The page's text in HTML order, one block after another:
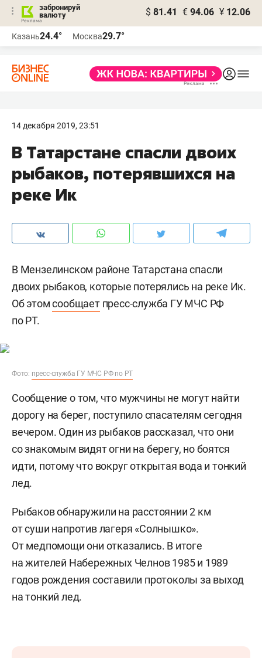
забронируй
валюту
$ 81.41 € 94.06 ¥ 12.06
Казань24.4° Москва29.7°
14 декабря 2019, 23:51
В Татарстане спасли двоих
рыбаков, потерявшихся на
реке Ик
В Мензелинском районе Татарстана спасли
двоих рыбаков, которые потерялись на реке Ик.
Об этомсообщаетпресс-служба ГУ МЧС РФ
по РТ.
Фото: пресс-служба ГУ МЧС РФ по РТ
Сообщение о том, что мужчины не могут найти
дорогу на берег, поступило спасателям сегодня
вечером. Один из рыбаков рассказал, что они
со знакомым видят огни на берегу, но боятся
идти, потому что вокруг открытая вода и тонкий
лед.
Рыбаков обнаружили на расстоянии 2 км
от суши напротив лагеря «Солнышко».
От медпомощи они отказались. В итоге
на жителей Набережных Челнов 1985 и 1989
годов рождения составили протоколы за выход
на тонкий лед.